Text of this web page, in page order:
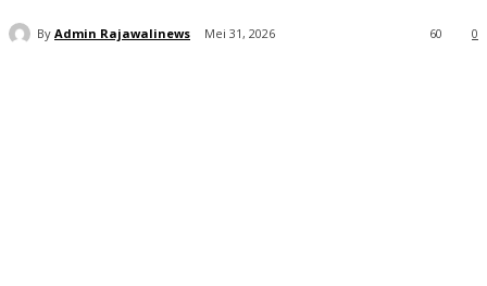
By Admin Rajawalinews Mei 31, 2026 0
60